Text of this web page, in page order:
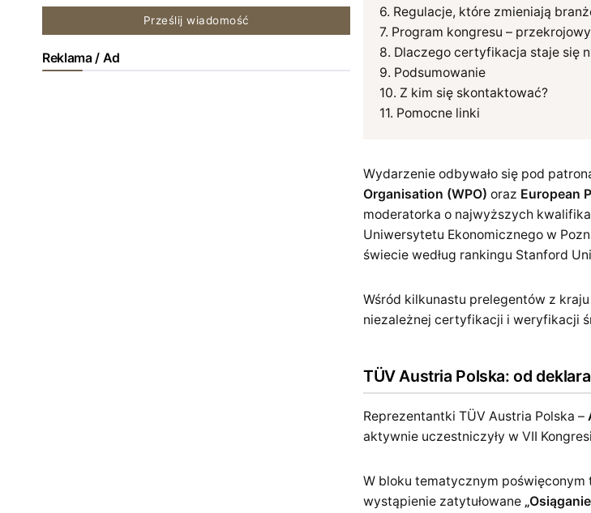
Regulacje, które zmieniają
Program kongresu –
Dlaczego certyfikacja staje się
Podsumowanie
Z kim się skontaktować?
Pomocne linki
Wydarzenie odbywało się pod
Organisation (WPO) oraz European
moderatorka o najwyższych
Uniwersytetu Ekonomicznego w
świecie według rankingu Stanford
Wśród kilkunastu prelegentów z
niezależnej certyfikacji i weryfikacji
TÜV Austria Polska: od
Reprezentantki TÜV Austria Polska –
aktywnie uczestniczyły w VII
W bloku tematycznym poświęconym
wystąpienie zatytułowane
Prześlij wiadomość
Reklama / Ad